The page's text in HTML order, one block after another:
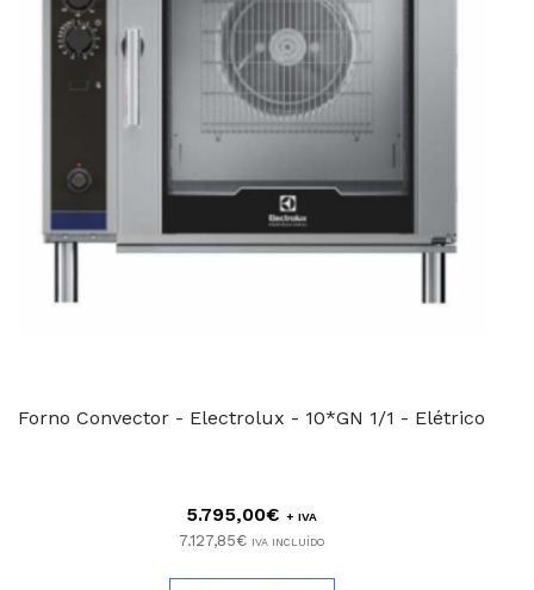
Forno Convector - Electrolux - 10*GN 1/1 - Elétrico
5.795,00€ + IVA
7.127,85€ IVA INCLUÍDO